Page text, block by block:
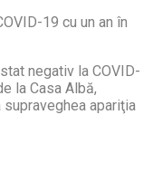
19 cu un an în
negativ la COVID-
la Casa Albă,
apariţia